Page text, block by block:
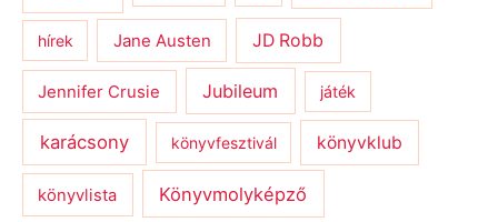
hírek Jane Austen JD Robb
Jennifer Crusie Jubileum játék
karácsony könyvfesztivál könyvklub
könyvlista Könyvmolyképző